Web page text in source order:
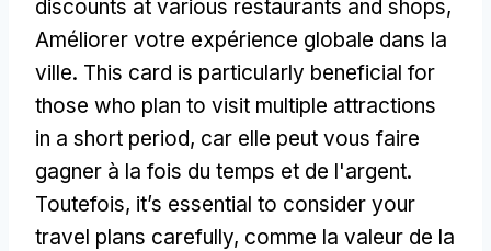
discounts at various restaurants and shops,
Améliorer votre expérience globale dans la
ville. This card is particularly beneficial for
those who plan to visit multiple attractions
in a short period, car elle peut vous faire
gagner à la fois du temps et de l'argent.
Toutefois, it’s essential to consider your
travel plans carefully, comme la valeur de la